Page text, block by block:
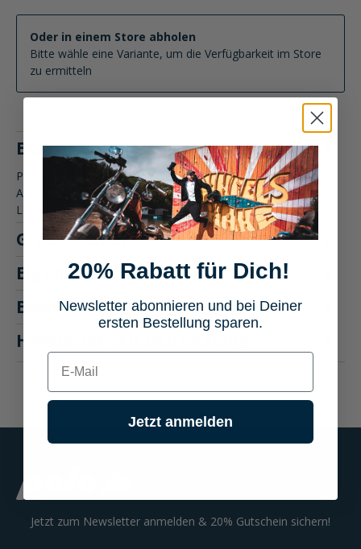
Oder in einem Store abholen
Bitte wähle eine Variante, um die Verfügbarkeit im Store
zu ermitteln
Beschreibung
Produktbeschreibung: All-Balls Racing Kettenspannrolle Die
All-Balls Racing Kettenspannrolle bietet eine hochwertige
Lösung,…Mehr
Größentabelle
Eigenschaften
Bewertungen
Hersteller "All-Balls Racing"
Jetzt zum Newsletter anmelden & 20% Gutschein sichern!
20% Rabatt für Dich!
Newsletter abonnieren und bei Deiner
ersten Bestellung sparen.
E-mail
Jetzt anmelden